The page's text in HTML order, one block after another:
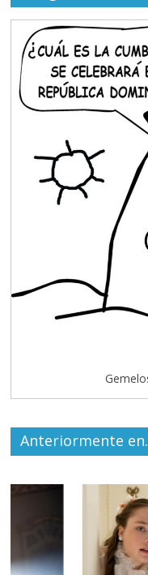
Anteriormente